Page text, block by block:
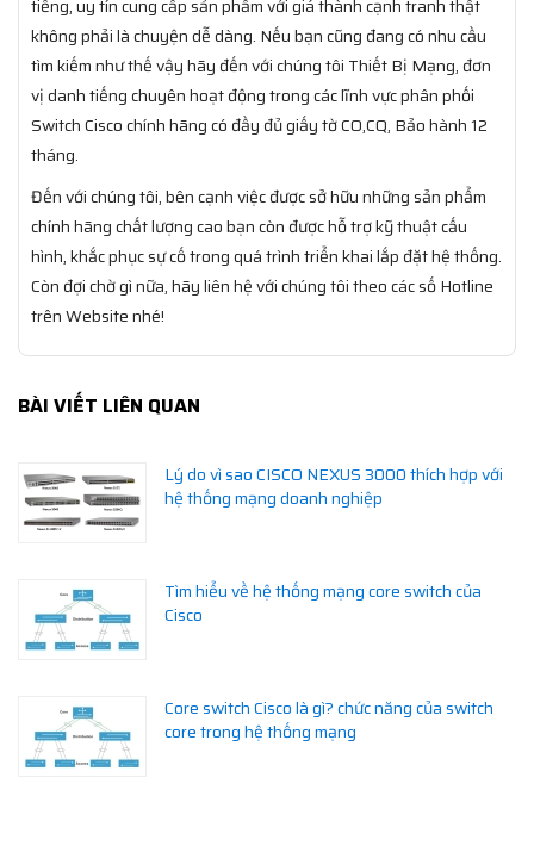
tiếng, uy tín cung cấp sản phẩm với giá thành cạnh tranh thật
không phải là chuyện dễ dàng. Nếu bạn cũng đang có nhu cầu
tìm kiếm như thế vậy hãy đến với chúng tôi Thiết Bị Mạng, đơn
vị danh tiếng chuyên hoạt động trong các lĩnh vực phân phối
Switch Cisco chính hãng có đầy đủ giấy tờ CO,CQ, Bảo hành 12
tháng.
Đến với chúng tôi, bên cạnh việc được sở hữu những sản phẩm
chính hãng chất lượng cao bạn còn được hỗ trợ kỹ thuật cấu
hình, khắc phục sự cố trong quá trình triển khai lắp đặt hệ thống.
Còn đợi chờ gì nữa, hãy liên hệ với chúng tôi theo các số Hotline
trên Website nhé!
BÀI VIẾT LIÊN QUAN
Lý do vì sao CISCO NEXUS 3000 thích hợp với
hệ thống mạng doanh nghiệp
Tìm hiểu về hệ thống mạng core switch của
Cisco
Core switch Cisco là gì? chức năng của switch
core trong hệ thống mạng